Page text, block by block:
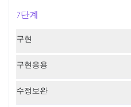
7단계
구현
구현응용
수정보완